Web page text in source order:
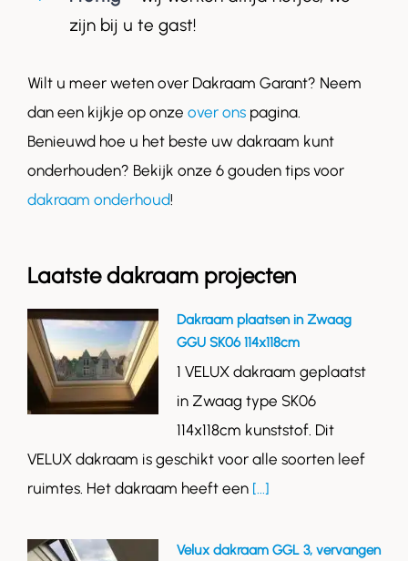
zijn bij u te gast!
Wilt u meer weten over Dakraam Garant? Neem
dan een kijkje op onze over ons pagina.
Benieuwd hoe u het beste uw dakraam kunt
onderhouden? Bekijk onze 6 gouden tips voor
dakraam onderhoud!
Laatste dakraam projecten
Dakraam plaatsen in Zwaag
GGU SK06 114x118cm
1 VELUX dakraam geplaatst
in Zwaag type SK06
114x118cm kunststof. Dit
VELUX dakraam is geschikt voor alle soorten leef
ruimtes. Het dakraam heeft een [...]
Velux dakraam GGL 3, vervangen